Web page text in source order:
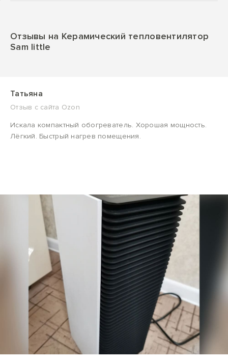
Отзывы на Керамический тепловентилятор
Sam little
Татьяна
Отзыв с сайта Ozon
Искала компактный обогреватель. Хорошая мощность.
Лёгкий. Быстрый нагрев помещения.